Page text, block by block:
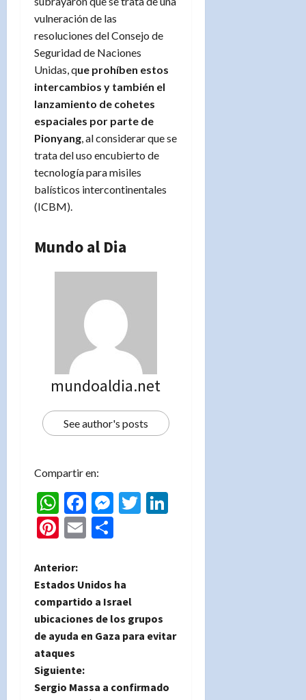
vulneración de las
resoluciones del Consejo de
Seguridad de Naciones
Unidas, que prohíben estos
intercambios y también el
lanzamiento de cohetes
espaciales por parte de
Pionyang, al considerar que se
trata del uso encubierto de
tecnología para misiles
balísticos intercontinentales
(ICBM).
Mundo al Dia
mundoaldia.net
See author's posts
Compartir en:
WhatsApp
Facebook
Messenger
Twitter
Pinterest
Email
N
a
v
e
g
Anterior:
Estados Unidos ha
compartido a Israel
ubicaciones de los grupos
de ayuda en Gaza para evitar
ataques
Siguiente:
Sergio Massa a confirmado